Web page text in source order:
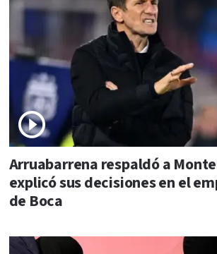
Arruabarrena respaldó a
explicó sus decisiones en el
de Boca